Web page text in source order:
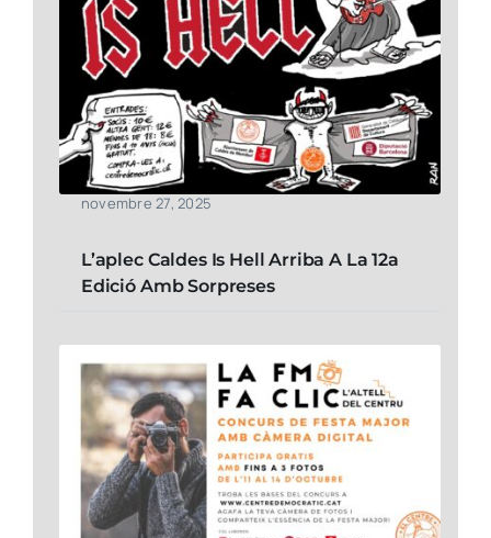
novembre 27, 2025
L’aplec Caldes Is Hell Arriba A La 12a
Edició Amb Sorpreses